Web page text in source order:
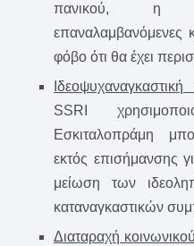
πανικού, η
επαναλαμβανόμενες
φόβο ότι θα έχει
Ιδεοψυχαναγκαστική
SSRI
Εσκιταλοπράμη
εκτός επισήμανσης
μείωση των
καταναγκαστικών
Διαταραχή